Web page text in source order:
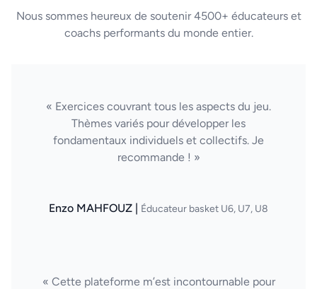
Nous sommes heureux de soutenir 4500+ éducateurs et
coachs performants du monde entier.
« Exercices couvrant tous les aspects du jeu.
Thèmes variés pour développer les
fondamentaux individuels et collectifs. Je
recommande ! »
Enzo MAHFOUZ | Éducateur basket U6, U7, U8
« Cette plateforme m’est incontournable pour